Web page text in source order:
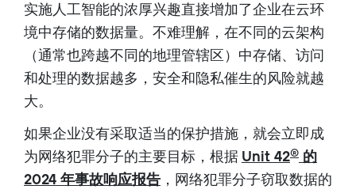
实施人工智能的浓厚兴趣直接增加了企业在云环
境中存储的数据量。不难理解，在不同的云架构
（通常也跨越不同的地理管辖区）中存储、访问
和处理的数据越多，安全和隐私催生的风险就越
大。
如果企业没有采取适当的保护措施，就会立即成
为网络犯罪分子的主要目标，根据 Unit 42® 的
2024 年事故响应报告 ，网络犯罪分子窃取数据的